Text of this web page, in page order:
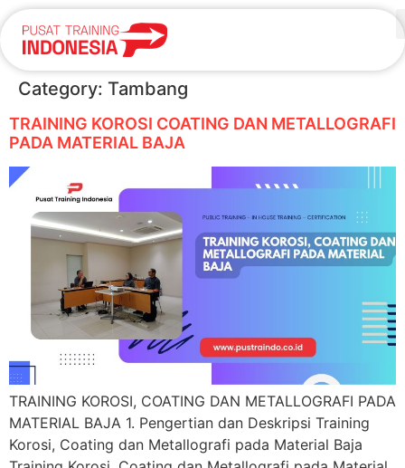
Category: Tambang
TRAINING KOROSI COATING DAN METALLOGRAFI
PADA MATERIAL BAJA
TRAINING KOROSI, COATING DAN METALLOGRAFI PADA
MATERIAL BAJA 1. Pengertian dan Deskripsi Training
Korosi, Coating dan Metallografi pada Material Baja